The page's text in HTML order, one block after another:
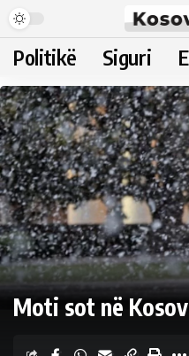
Politikë Siguri
Moti sot në